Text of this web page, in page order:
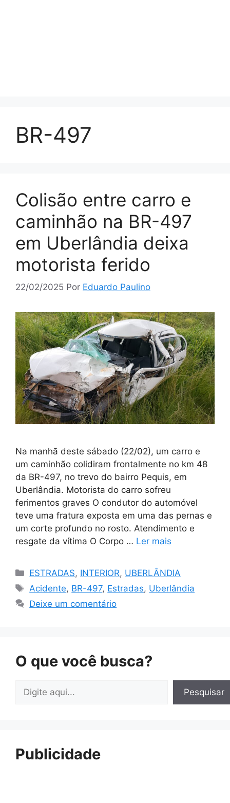
BR-497
Colisão entre carro e
caminhão na BR-497
em Uberlândia deixa
motorista ferido
22/02/2025 Por Eduardo Paulino
Na manhã deste sábado (22/02), um carro e
um caminhão colidiram frontalmente no km 48
da BR-497, no trevo do bairro Pequis, em
Uberlândia. Motorista do carro sofreu
ferimentos graves O condutor do automóvel
teve uma fratura exposta em uma das pernas e
um corte profundo no rosto. Atendimento e
resgate da vítima O Corpo … Ler mais
Categorias
ESTRADAS, INTERIOR, UBERLÂNDIA
Tags
Acidente, BR-497, Estradas, Uberlândia
Deixe um comentário
O que você busca?
Pesquisar
Pesquisar
Publicidade